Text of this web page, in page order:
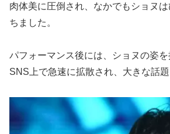
肉体美に圧倒され、なかでもショヌ
ちました。
パフォーマンス後には、ショヌの姿
SNS上で急速に拡散され、大きな話題